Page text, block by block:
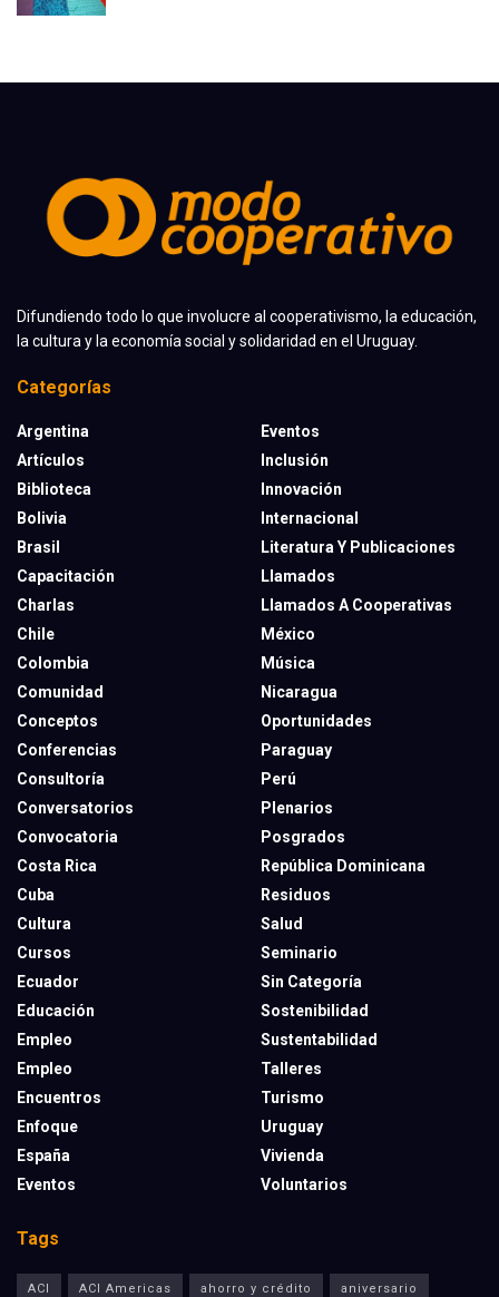
Difundiendo todo lo que involucre al cooperativismo, la educación,
la cultura y la economía social y solidaridad en el Uruguay.
Categorías
Argentina
Artículos
Biblioteca
Bolivia
Brasil
Capacitación
Charlas
Chile
Colombia
Comunidad
Conceptos
Conferencias
Consultoría
Conversatorios
Convocatoria
Costa Rica
Cuba
Cultura
Cursos
Ecuador
Educación
Empleo
Empleo
Encuentros
Enfoque
España
Eventos
Eventos
Inclusión
Innovación
Internacional
Literatura Y Publicaciones
Llamados
Llamados A Cooperativas
México
Música
Nicaragua
Oportunidades
Paraguay
Perú
Plenarios
Posgrados
República Dominicana
Residuos
Salud
Seminario
Sin Categoría
Sostenibilidad
Sustentabilidad
Talleres
Turismo
Uruguay
Vivienda
Voluntarios
Tags
ACI ACI Americas ahorro y crédito aniversario